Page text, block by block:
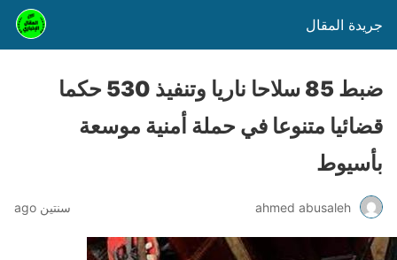
جريدة المقال
ضبط 85 سلاحا ناريا وتنفيذ 530 حكما
قضائيا متنوعا في حملة أمنية موسعة
بأسيوط
ahmed abusaleh سنتين ago